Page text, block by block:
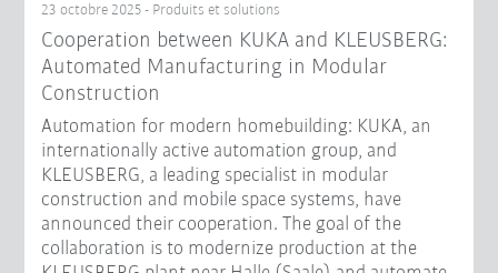
23 octobre 2025 - Produits et solutions
Cooperation between KUKA and KLEUSBERG:
Automated Manufacturing in Modular
Construction
Automation for modern homebuilding: KUKA, an
internationally active automation group, and
KLEUSBERG, a leading specialist in modular
construction and mobile space systems, have
announced their cooperation. The goal of the
collaboration is to modernize production at the